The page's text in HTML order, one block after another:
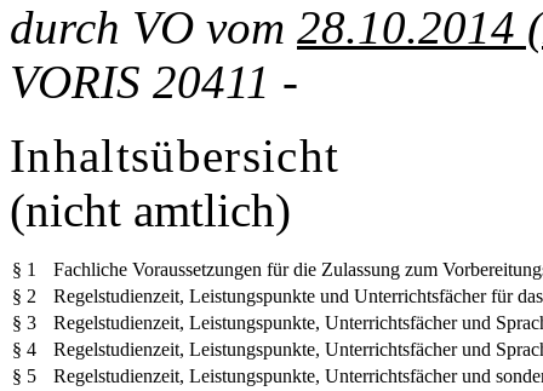
durch VO vom 28.10.2014
VORIS 20411 -
Inhaltsübersicht
(nicht amtlich)
§ 1
Fachliche Voraussetzungen für die Zulassung zum
§ 2
Regelstudienzeit, Leistungspunkte und Unterrichtsfächer für
§ 3
Regelstudienzeit, Leistungspunkte, Unterrichtsfächer und
§ 4
Regelstudienzeit, Leistungspunkte, Unterrichtsfächer und
§ 5
Regelstudienzeit, Leistungspunkte, Unterrichtsfächer und